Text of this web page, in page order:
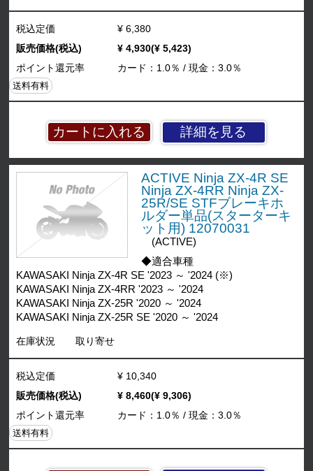
詳細を見る
税込定価
¥ 6,380
販売価格(税込)
¥ 4,930(¥ 5,423)
ポイント還元率
カード：1.0％ / 現金：3.0％
送料有料
ACTIVE Ninja ZX-4R SE
Ninja ZX-4RR Ninja ZX-
25R/SE STFブレーキホ
ルダー単品(スターターキ
ット用) 12070031
(ACTIVE)
◆適合車種
KAWASAKI Ninja ZX-4R SE '2023 ～ '2024 (※)
KAWASAKI Ninja ZX-4RR '2023 ～ '2024
KAWASAKI Ninja ZX-25R '2020 ～ '2024
KAWASAKI Ninja ZX-25R SE '2020 ～ '2024
在庫状況 取り寄せ
税込定価
¥ 10,340
販売価格(税込)
¥ 8,460(¥ 9,306)
ポイント還元率
カード：1.0％ / 現金：3.0％
送料有料